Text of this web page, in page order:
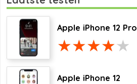
Apple iPhone 12 Pro
Apple iPhone 12